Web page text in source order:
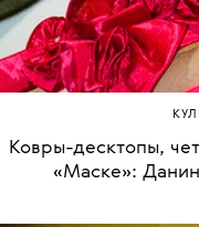
Ковры-десктопы,
«Маске»: